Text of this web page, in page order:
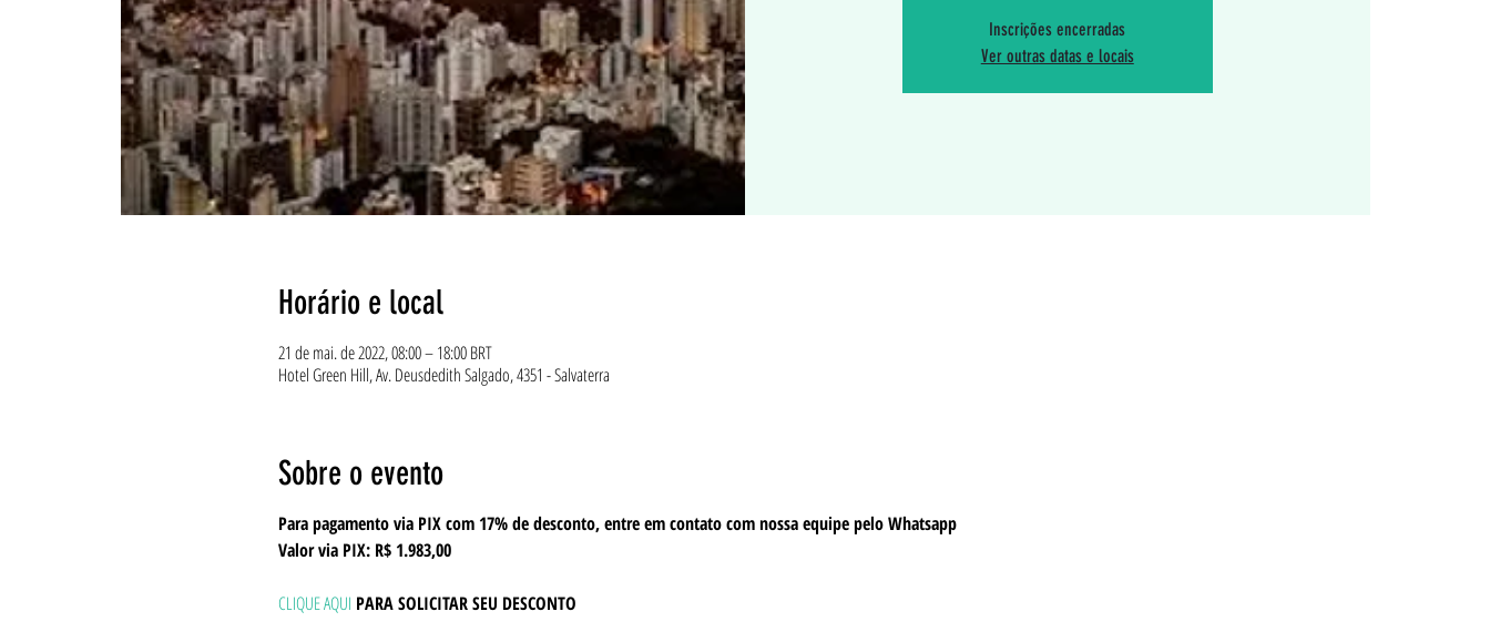
Inscrições encerradas
Ver outras datas e locais
Horário e local
21 de mai. de 2022, 08:00 – 18:00 BRT
Hotel Green Hill, Av. Deusdedith Salgado, 4351 - Salvaterra
Sobre o evento
Para pagamento via PIX com 17% de desconto, entre em contato com nossa equipe pelo Whatsapp
Valor via PIX: R$ 1.983,00
CLIQUE AQUI PARA SOLICITAR SEU DESCONTO